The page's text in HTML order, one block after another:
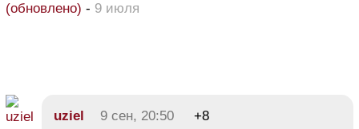
(обновлено) - 9 июля
uziel 9 сен, 20:50
+8